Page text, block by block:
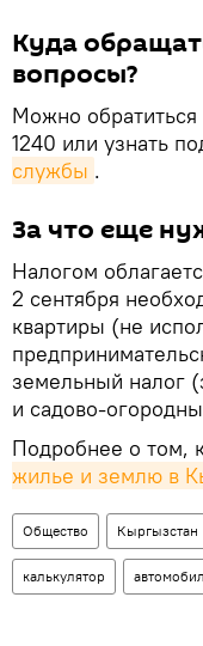
Куда
вопросы?
Можно
1240 или узнать
службы .
За что еще
Налогом
2 сентября
квартиры (не
земельный налог
и садово-
Подробнее о том,
жилье и землю в
Общество Кыргызстан
калькулятор